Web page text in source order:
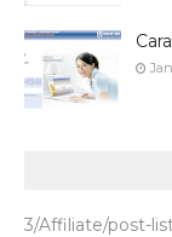
3/Affiliate/post-